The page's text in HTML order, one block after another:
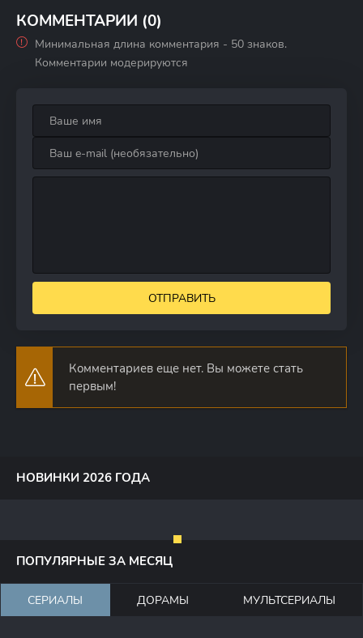
КОММЕНТАРИИ (0)
Минимальная длина комментария - 50 знаков.
Комментарии модерируются
ОТПРАВИТЬ
Комментариев еще нет. Вы можете стать
первым!
НОВИНКИ 2026 ГОДА
ПОПУЛЯРНЫЕ ЗА МЕСЯЦ
СЕРИАЛЫ ДОРАМЫ МУЛЬТСЕРИАЛЫ